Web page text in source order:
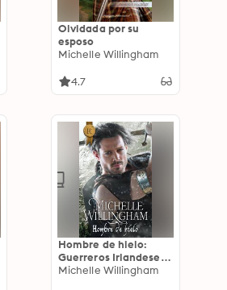
Olvidada por su
esposo
Michelle Willingham
4.7
Hombre de hielo:
Guerreros Irlandeses
(1)
Michelle Willingham